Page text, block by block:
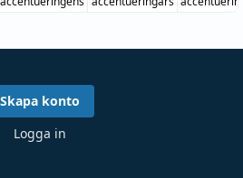
Skapa konto
Logga in